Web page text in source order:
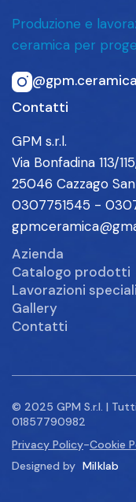
Produzione e
ceramica per
@gpm.ceramica
Contatti
GPM s.r.l.
Via Bonfadina 113/
25046 Cazzago
0307751545 -
Azienda
Catalogo prodotti
Lavorazioni speciali
Gallery
Contatti
© 2025 GPM S.r.l. |
01857790982
Privacy Policy-Cookie
Designed by Milklab